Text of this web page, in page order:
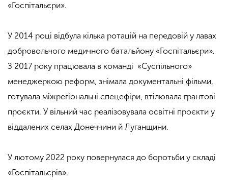
«Госпітальєри».
У 2014 році відбула кілька ротацій на передовій у лавах
добровольчого медичного батальйону «Госпітальєри».
З 2017 року працювала в команді «Суспільного»
менеджеркою реформ, знімала документальні фільми,
готувала міжрегіональні спецефіри, втілювала грантові
проєкти. У вільний час реалізовувала освітні проєкти у
віддалених селах Донеччини й Луганщини.
У лютому 2022 року повернулася до боротьби у складі
«Госпітальєрів».